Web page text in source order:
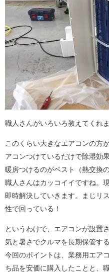
職人さんがいろいろ教えてくれま
このくらい大きなエアコンの方
アコンつけているだけで除湿効
暖房つけるのがベスト（熱交換
職人さんはカッコイイですね。
即時解決していきます。まじリ
性で回っている！
というわけで、エアコンが設置
気と暑さでクルマを長期保管す
今回のポイントは、業務用エア
ち品を安価に購入したことと、